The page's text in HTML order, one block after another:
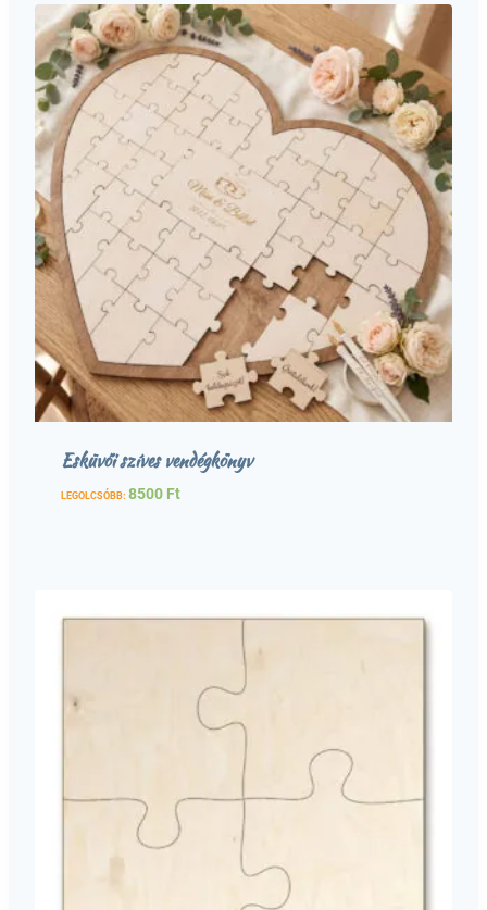
Esküvői szíves vendégkönyv
LEGOLCSÓBB: 8500 Ft